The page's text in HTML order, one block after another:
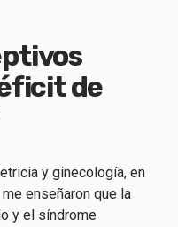
de
y ginecología, en
enseñaron que la
y el síndrome